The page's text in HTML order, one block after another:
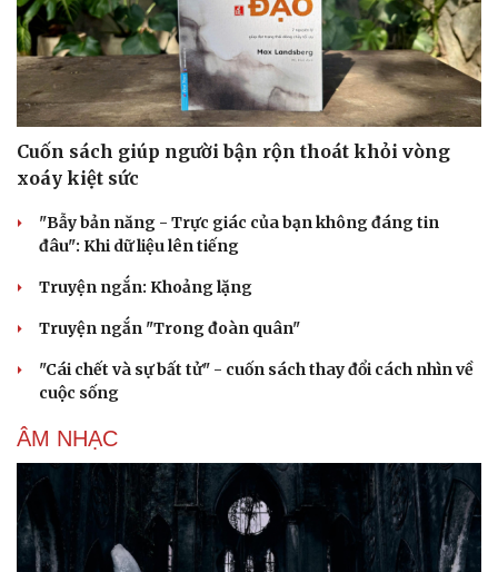
Cải chính
Cuốn sách giúp người bận rộn thoát khỏi vòng
xoáy kiệt sức
"Bẫy bản năng - Trực giác của bạn không đáng tin
đâu": Khi dữ liệu lên tiếng
Truyện ngắn: Khoảng lặng
Truyện ngắn "Trong đoàn quân"
"Cái chết và sự bất tử" - cuốn sách thay đổi cách nhìn về
cuộc sống
ÂM NHẠC